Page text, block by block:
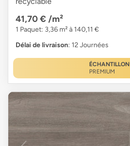
41,70 € /m²
1 Paquet: 3,36 m² à 140,11 €
Délai de livraison: 12 Journées
ÉCHANTILLON
PREMIUM